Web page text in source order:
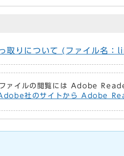
っ取りについて (ファイル
ァイルの閲覧には Adobe
社のサイトから Adobe